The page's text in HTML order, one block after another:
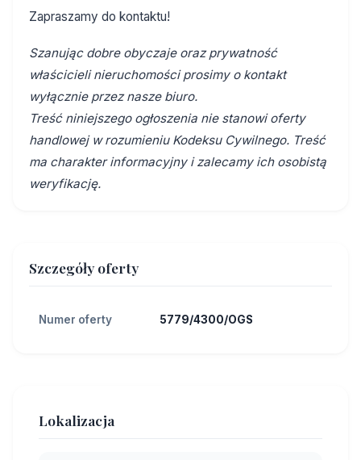
Zapraszamy do kontaktu!
Szanując dobre obyczaje oraz prywatność
właścicieli nieruchomości prosimy o kontakt
wyłącznie przez nasze biuro.
Treść niniejszego ogłoszenia nie stanowi oferty
handlowej w rozumieniu Kodeksu Cywilnego. Treść
ma charakter informacyjny i zalecamy ich osobistą
weryfikację.
Szczegóły oferty
Numer oferty 5779/4300/OGS
Lokalizacja